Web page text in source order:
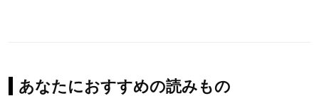
あなたにおすすめの読みもの